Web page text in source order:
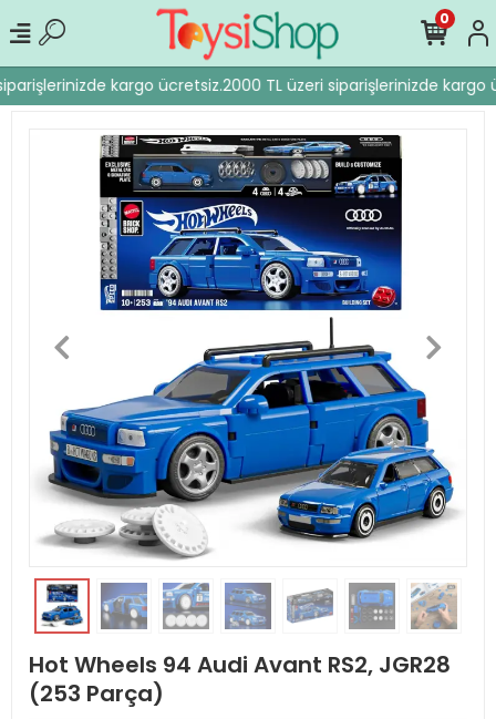
kargo ücretsiz.2000 TL üzeri siparişlerinizde kargo
0
Hot Wheels 94 Audi Avant RS2, JGR28
(253 Parça)